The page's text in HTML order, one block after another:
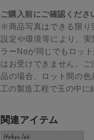
ご購入前にご確認くださ
※商品写真はできる限り
設定や環境等により、
ラーNoが同じでもロッ
はお受けできません。
品の場合、ロット間の
工の製造工程で玉の中に
関連アイテム